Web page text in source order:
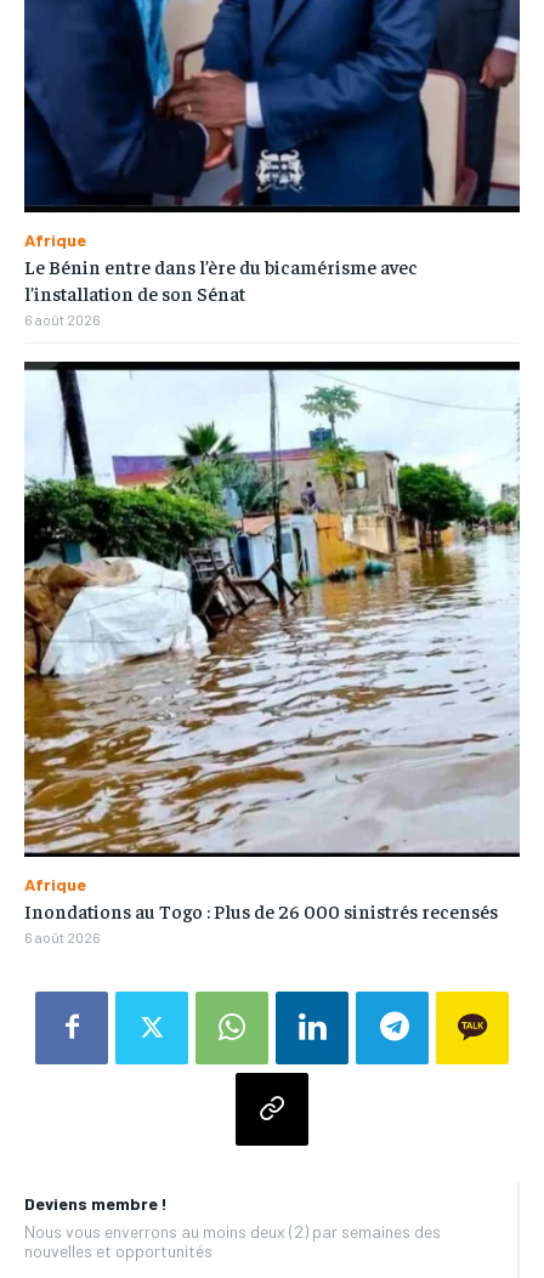
Deviens membre !
Nous vous enverrons au moins deux (2) par semaines des
nouvelles et opportunités
Afrique
Le Bénin entre dans l’ère du bicamérisme avec
l’installation de son Sénat
6 août 2026
Afrique
Inondations au Togo : Plus de 26 000 sinistrés recensés
6 août 2026